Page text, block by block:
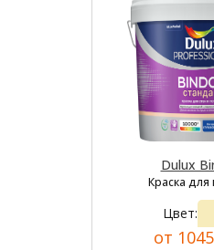
Dulux
Краска для
Цвет:
от